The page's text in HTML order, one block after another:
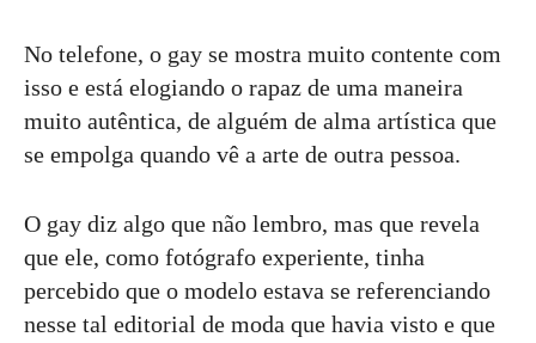
No telefone, o gay se mostra muito contente com
isso e está elogiando o rapaz de uma maneira
muito autêntica, de alguém de alma artística que
se empolga quando vê a arte de outra pessoa.
O gay diz algo que não lembro, mas que revela
que ele, como fotógrafo experiente, tinha
percebido que o modelo estava se referenciando
nesse tal editorial de moda que havia visto e que